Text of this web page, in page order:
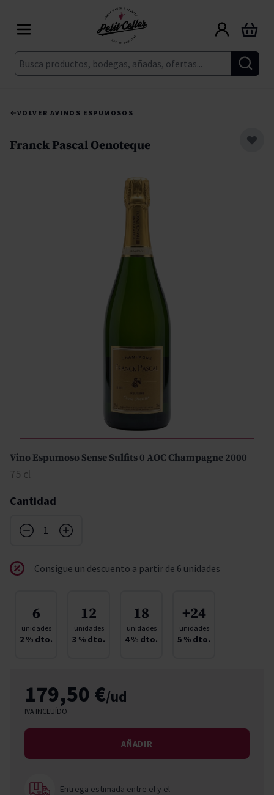
Buscar
Carrito
VOLVER AVINOS ESPUMOSOS
Franck Pascal Oenoteque
Vino Espumoso Sense Sulfits 0 AOC Champagne 2000
75 cl
Cantidad
Consigue un descuento a partir de 6 unidades
6
unidades
2 % dto.
12
unidades
3 % dto.
18
unidades
4% dto.
+24
unidades
5 % dto.
179,50 €/ud
IVA INCLUÍDO
AÑADIR
Entrega estimada entre ely el